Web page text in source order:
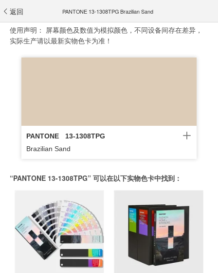
返回 PANTONE 13-1308TPG Brazilian Sand
使用声明： 屏幕颜色及数值为模拟颜色，不同设备间存在差异，
实际生产请以最新实物色卡为准！
PANTONE
13-1308TPG
Brazilian Sand
“PANTONE 13-1308TPG” 可以在以下实物色卡中找到：